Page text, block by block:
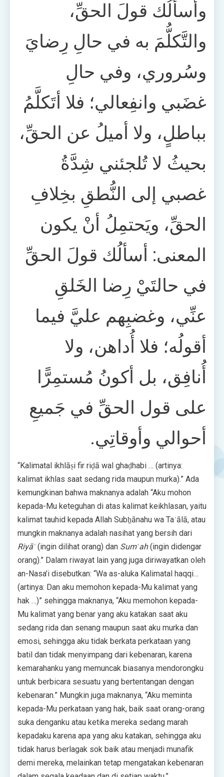
وأسألُك قولَ الحقِّ،
والتَّكلُّمَ به في حالِ رِضايَ
وسُروري، وفي حالِ
غضَبي وانفِعالي؛ فلا أتَكلَّمُ
بباطلٍ، ولا أميلُ عن الحقِّ،
بحيثُ لا تُلجئني شِدَّةُ
غصبي إلى النُّطقِ بخِلافِ
الحقِّ، ويَحتمِلُ أنْ يكون
المعنى: أسألُك قولَ الحقِّ
في حالتَيْ رِضا الخَلقِ
عنِّي، وغضبِهم عليَّ فيما
أقولُه؛ فلا أُداهن، ولا
أُنافِق، بل أكونُ مُستمِرًّا
على قول الحقِّ في جَميعِ
أحوالي وأوقاتِي.
“Kalimatal ikhlāṣi fir riḍā wal ghaḍhabi … (artinya:
kalimat ikhlas saat sedang rida maupun murka).” Ada
kemungkinan bahwa maknanya adalah “Aku mohon
kepada-Mu keteguhan di atas kalimat keikhlasan, yaitu
kalimat tauhid kepada Allah Subẖānahu wa Taʿālā, atau
mungkin maknanya adalah nasihat yang bersih dari
Riyāʾ (ingin dilihat orang) dan Sumʿah(ingin didengar
orang).” Dalam riwayat lain yang juga diriwayatkan oleh
an-Nasa’i disebutkan: “Wa as-aluka Kalimatal haqqi…
(artinya: Dan aku memohon kepada-Mu kalimat yang
hak …)” sehingga maknanya, “Aku memohon kepada-
Mu kalimat yang benar yang aku katakan saat aku
sedang rida dan senang maupun saat aku murka dan
emosi, sehingga aku tidak berkata perkataan yang
batil dan tidak menyimpang dari kebenaran, karena
kemarahanku yang memuncak biasanya mendorongku
untuk berbicara sesuatu yang bertentangan dengan
kebenaran.” Mungkin juga maknanya, “Aku meminta
kepada-Mu perkataan yang hak, baik saat orang-orang
suka denganku atau ketika mereka sedang marah
kepadaku karena apa yang aku katakan, sehingga aku
tidak harus berlagak sok baik atau menjadi munafik
demi mereka, melainkan tetap mengatakan kebenaran